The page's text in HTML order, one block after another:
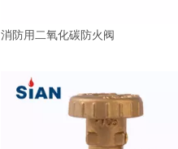
带手轮的可靠安全泄压液化石油气阀